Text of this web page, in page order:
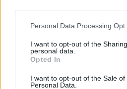
Please note that this website/app
not limited to your visit or usage
grant or deny consent to Google
use your data for below specified
consent section.
Personal Data Processing Opt
I want to opt-out of the
personal data.
Opted In
I want to opt-out of the Sale of
Personal Data.
Condividi l'articolo
F
a
ce
b
T
w
it
te
Pi
n
re
W
h
s
S
h
Prossimo